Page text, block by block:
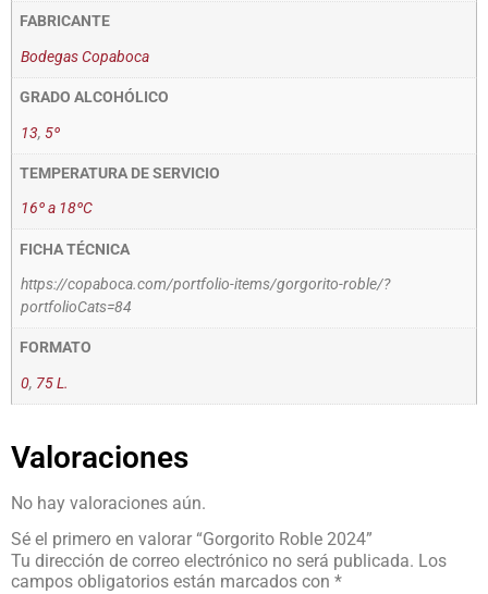
FABRICANTE
Bodegas Copaboca
GRADO ALCOHÓLICO
13, 5º
TEMPERATURA DE SERVICIO
16º a 18ºC
FICHA TÉCNICA
https://copaboca.com/portfolio-items/gorgorito-roble/?
portfolioCats=84
FORMATO
0, 75 L.
Valoraciones
No hay valoraciones aún.
Sé el primero en valorar “Gorgorito Roble 2024”
Tu dirección de correo electrónico no será publicada. Los
campos obligatorios están marcados con *